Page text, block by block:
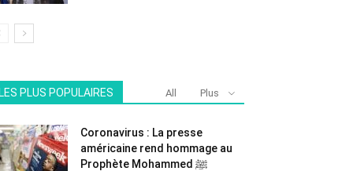
LES PLUS POPULAIRES All Plus
Coronavirus : La presse
américaine rend hommage au
Prophète Mohammed ﷺ